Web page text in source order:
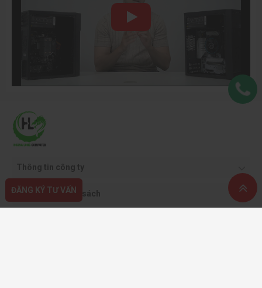
Thông tin công ty
Quy định & chính sách
ĐĂNG KÝ TƯ VẤN